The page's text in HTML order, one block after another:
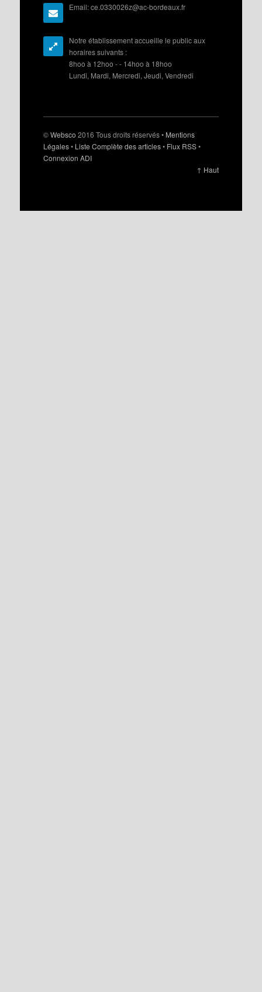
Email: ce.0330026z@ac-bordeaux.fr
Notre établissement accueille le public aux
horaires suivants :
8hoo à 12hoo - - 14hoo à 18hoo
Lundi, Mardi, Mercredi, Jeudi, Vendredi
©Websco 2016 Tous droits réservés • Mentions
Légales• Liste Complète des articles• Flux RSS•
Connexion ADI
↑ Haut